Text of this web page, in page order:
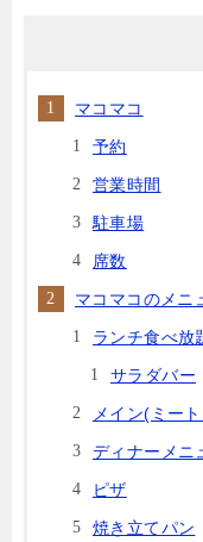
マコマコ
予約
営業時間
駐車場
席数
マコマコのメニ
ランチ食べ放
サラダバー
メイン(ミー
ディナーメニ
ピザ
焼き立てパン